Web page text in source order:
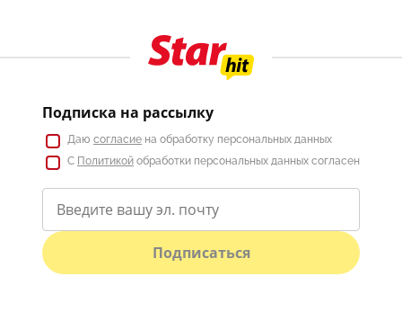
Подписка на рассылку
Даю согласие на обработку персональных данных
С Политикой обработки персональных данных согласен
Подписаться